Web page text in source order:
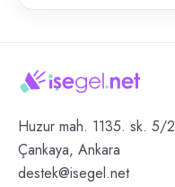
Huzur mah. 1135. sk. 5/2
Çankaya, Ankara
destek@isegel.net